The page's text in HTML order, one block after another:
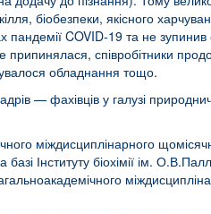
біобезпеки, якісного
COVID-19 та не зупинив
припинялася, співробітники
обладнання тощо.
— фахівців у галузі
міждисциплінарного
Інституту біохімії ім.